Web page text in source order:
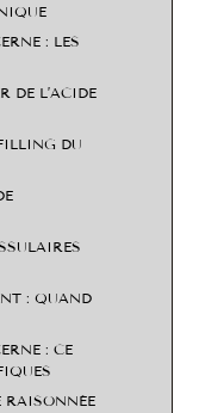
: LES
DE L’ACIDE
DU
: QUAND
: CE
RAISONNÉE